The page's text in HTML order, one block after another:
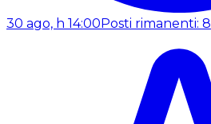
30 ago, h 14:00 Posti rimanenti: 8